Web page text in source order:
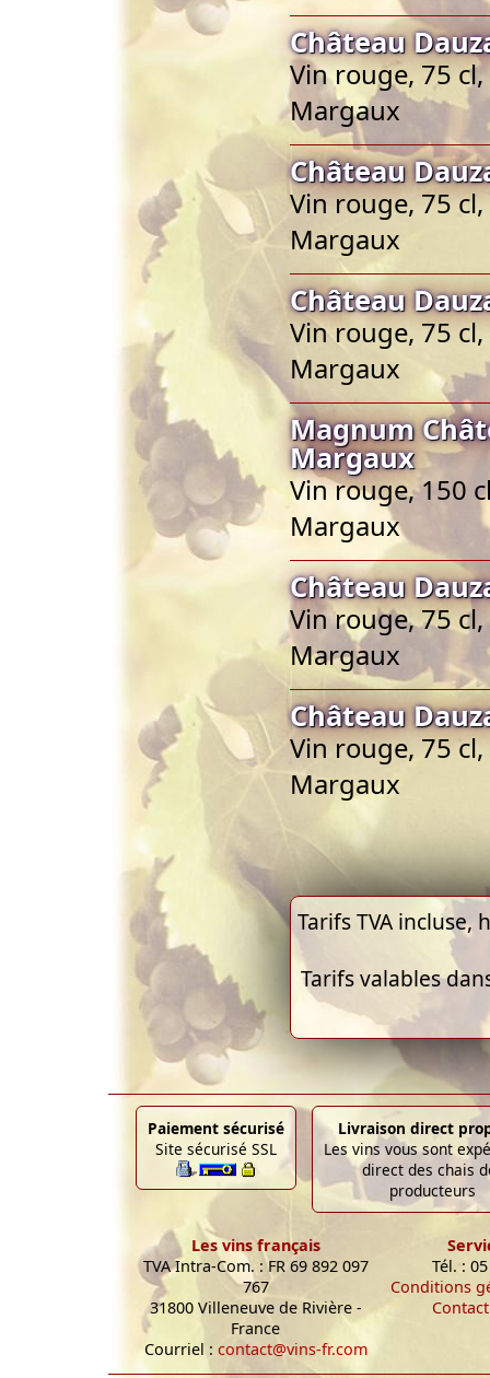
Château
Vin rouge, 75
Margaux
Château
Vin rouge, 75
Margaux
Château
Vin rouge, 75
Margaux
Magnum
Margaux
Vin rouge, 150
Margaux
Château
Vin rouge, 75
Margaux
Château
Vin rouge, 75
Margaux
Tarifs TVA
Tarifs valables
Paiement sécurisé
Site sécurisé SSL
Livraison direct
Les vins vous sont
direct des chais
producteurs
Les vins français
TVA Intra-Com. : FR 69 892 097
767
31800 Villeneuve de Rivière -
France
Courriel : contact@vins-fr.com
Tél. :
Conditions
Contact